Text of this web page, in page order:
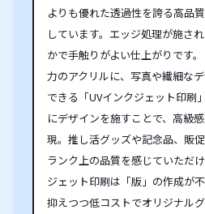
よりも優れた透過性を誇る高品
しています。エッジ処理が施さ
かで手触りがよい仕上がりです
力のアクリルに、写真や繊細な
できる「UVインクジェット印刷
にデザインを施すことで、高級
現。推し活グッズや記念品、販
ランク上の品質を感じていただ
ジェット印刷は「版」の作成が
抑えつつ低コストでオリジナル